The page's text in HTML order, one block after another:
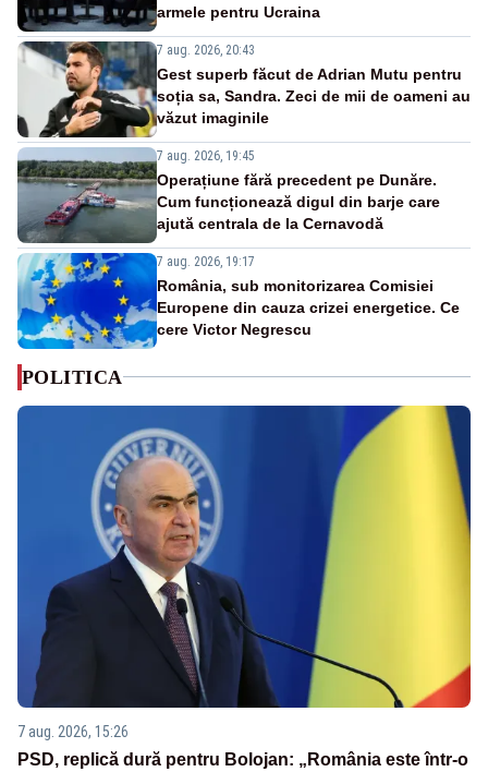
armele pentru Ucraina
7 aug. 2026, 20:43
Gest superb făcut de Adrian Mutu pentru
soția sa, Sandra. Zeci de mii de oameni au
văzut imaginile
7 aug. 2026, 19:45
Operațiune fără precedent pe Dunăre.
Cum funcționează digul din barje care
ajută centrala de la Cernavodă
7 aug. 2026, 19:17
România, sub monitorizarea Comisiei
Europene din cauza crizei energetice. Ce
cere Victor Negrescu
POLITICA
7 aug. 2026, 15:26
PSD, replică dură pentru Bolojan: „România este într-o